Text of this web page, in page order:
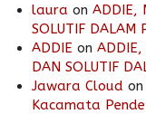
laura on ADDIE,
SOLUTIF DALAM
ADDIE on ADDIE,
DAN SOLUTIF
Jawara Cloud on
Kacamata